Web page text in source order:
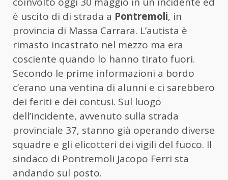
è uscito di di strada a Pontremoli, in
provincia di Massa Carrara. L’autista è
rimasto incastrato nel mezzo ma era
cosciente quando lo hanno tirato fuori.
Secondo le prime informazioni a bordo
c’erano una ventina di alunni e ci sarebbero
dei feriti e dei contusi. Sul luogo
dell’incidente, avvenuto sulla strada
provinciale 37, stanno già operando diverse
squadre e gli elicotteri dei vigili del fuoco. Il
sindaco di Pontremoli Jacopo Ferri sta
andando sul posto.